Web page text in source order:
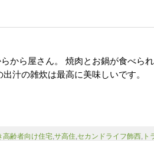
から屋さん。 焼肉とお鍋が食べら
汁の雑炊は最高に美味しいです。
高齢者向け住宅,サ高住,セカンドライフ飾西, ト